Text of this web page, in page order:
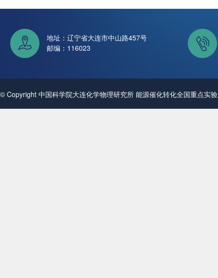
地址：辽宁省大连市中山路457号
邮编：116023
© Copyright 中国科学院大连化学物理研究所 能源催化转化全国重点实